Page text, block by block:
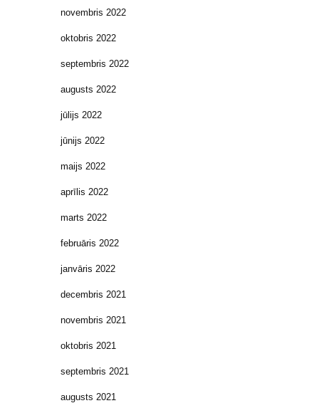
novembris 2022
oktobris 2022
septembris 2022
augusts 2022
jūlijs 2022
jūnijs 2022
maijs 2022
aprīlis 2022
marts 2022
februāris 2022
janvāris 2022
decembris 2021
novembris 2021
oktobris 2021
septembris 2021
augusts 2021